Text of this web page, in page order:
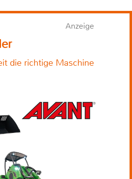
Anzeige
die richtige Maschine